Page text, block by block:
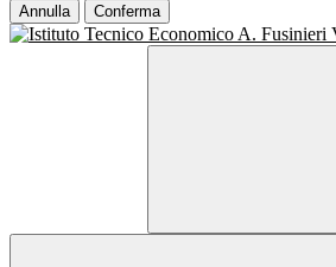
Annulla Conferma